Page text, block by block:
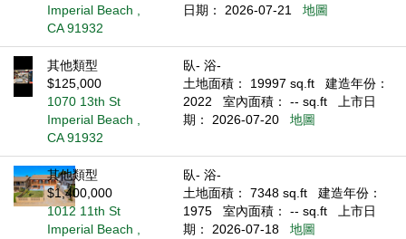
Imperial Beach ,
CA 91932
日期： 2026-07-21
地圖
其他類型
$125,000
1070 13th St
Imperial Beach ,
CA 91932
臥- 浴-
土地面積： 19997 sq.ft
建造年份：
2022
室內面積： -- sq.ft
上市日
期： 2026-07-20
地圖
其他類型
$1,400,000
1012 11th St
Imperial Beach ,
臥- 浴-
土地面積： 7348 sq.ft
建造年份：
1975
室內面積： -- sq.ft
上市日
期： 2026-07-18
地圖